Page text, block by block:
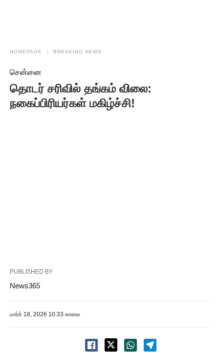
HOMEPAGE BREAKING NEWS
சென்னை
தொடர் சரிவில் தங்கம் விலை:
நகைப்பிரியர்கள் மகிழ்ச்சி!
PUBLISHED BY
News365
மார்ச் 18, 2026 10:33 காலை